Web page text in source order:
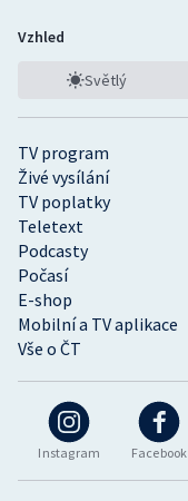
Instagram Facebook
TV program
Živé vysílání
TV poplatky
Teletext
Podcasty
Počasí
E-shop
Mobilní a TV aplikace
Vše o ČT
Vzhled
Světlý